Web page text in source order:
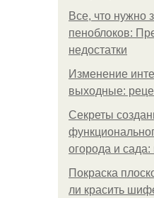
Все, что нужно
пеноблоков:
недостатки
Изменение
выходные:
Секреты
огорода и сада:
Покраска
ли красить